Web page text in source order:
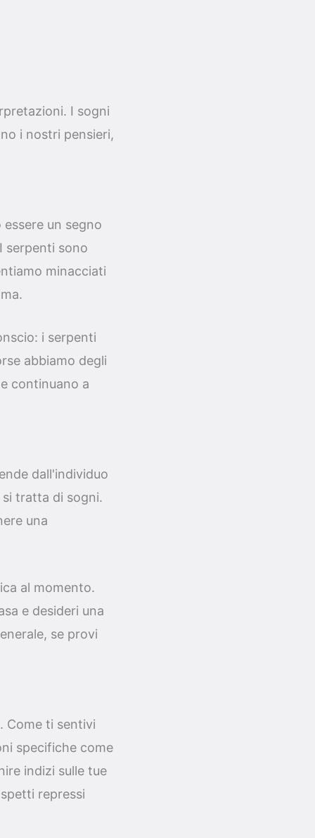
I sogni
i nostri pensieri,
un segno
serpenti sono
minacciati
i serpenti
abbiamo degli
continuano a
dall'individuo
tratta di sogni.
una
al momento.
e desideri una
se provi
Come ti sentivi
specifiche come
indizi sulle tue
repressi